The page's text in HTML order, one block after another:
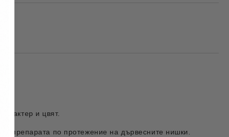
и цвят.
препарата по протежение на дървесните нишки.